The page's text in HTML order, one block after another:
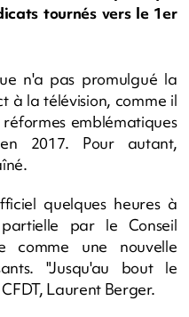
tournés vers le 1er
n'a pas promulgué la
à la télévision, comme il
emblématiques
2017. Pour autant,
quelques heures à
par le Conseil
comme une nouvelle
"Jusqu'au bout le
Laurent Berger.